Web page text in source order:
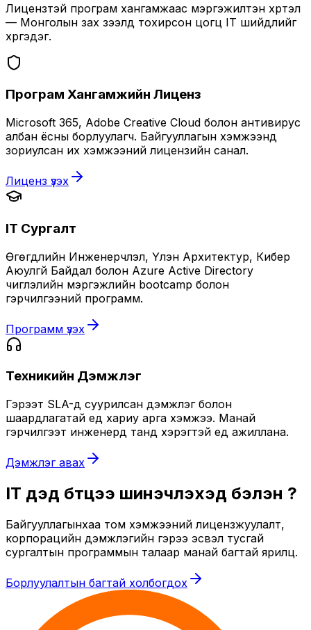
Лицензтэй програм хангамжаас мэргэжилтэн хүртэл
— Монголын зах зээлд тохирсон цогц IT шийдлийг
хүргэдэг.
Програм Хангамжийн Лиценз
Microsoft 365, Adobe Creative Cloud болон антивирус
албан ёсны борлуулагч. Байгууллагын хэмжээнд
зориулсан их хэмжээний лицензийн санал.
Лиценз үзэх
IT Сургалт
Өгөгдлийн Инженерчлэл, Үүлэн Архитектур, Кибер
Аюулгүй Байдал болон Azure Active Directory
чиглэлийн мэргэжлийн bootcamp болон
гэрчилгээний программ.
Программ үзэх
Техникийн Дэмжлэг
Гэрээт SLA-д суурилсан дэмжлэг болон
шаардлагатай үед хариу арга хэмжээ. Манай
гэрчилгээт инженерүүд танд хэрэгтэй үед ажиллана.
Дэмжлэг авах
IT дэд бүтцээ шинэчлэхэд бэлэн үү?
Байгууллагынхаа том хэмжээний лицензжуулалт,
корпорацийн дэмжлэгийн гэрээ эсвэл тусгай
сургалтын программын талаар манай багтай ярилц.
Борлуулалтын багтай холбогдох